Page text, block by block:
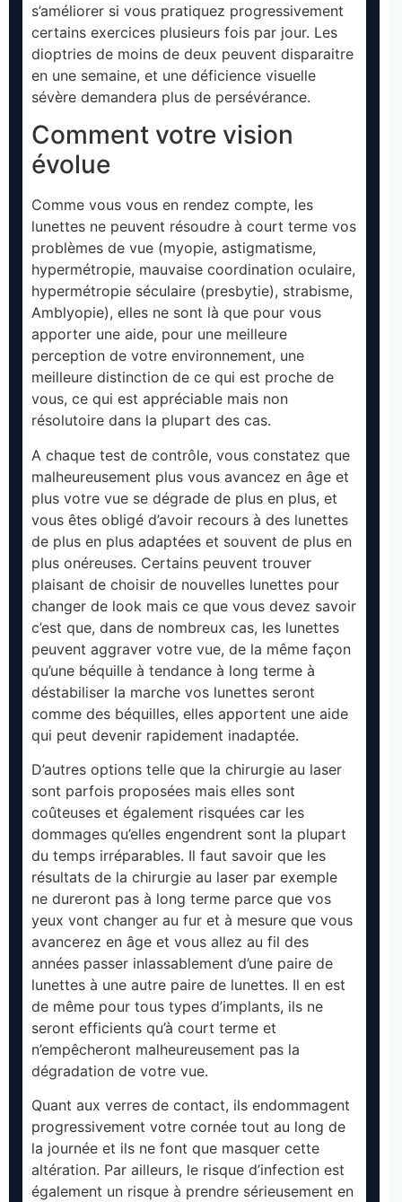
s’améliorer si vous pratiquez progressivement
certains exercices plusieurs fois par jour. Les
dioptries de moins de deux peuvent disparaitre
en une semaine, et une déficience visuelle
sévère demandera plus de persévérance.
Comment votre vision
évolue
Comme vous vous en rendez compte, les
lunettes ne peuvent résoudre à court terme vos
problèmes de vue (myopie, astigmatisme,
hypermétropie, mauvaise coordination oculaire,
hypermétropie séculaire (presbytie), strabisme,
Amblyopie), elles ne sont là que pour vous
apporter une aide, pour une meilleure
perception de votre environnement, une
meilleure distinction de ce qui est proche de
vous, ce qui est appréciable mais non
résolutoire dans la plupart des cas.
A chaque test de contrôle, vous constatez que
malheureusement plus vous avancez en âge et
plus votre vue se dégrade de plus en plus, et
vous êtes obligé d’avoir recours à des lunettes
de plus en plus adaptées et souvent de plus en
plus onéreuses. Certains peuvent trouver
plaisant de choisir de nouvelles lunettes pour
changer de look mais ce que vous devez savoir
c’est que, dans de nombreux cas, les lunettes
peuvent aggraver votre vue, de la même façon
qu’une béquille à tendance à long terme à
déstabiliser la marche vos lunettes seront
comme des béquilles, elles apportent une aide
qui peut devenir rapidement inadaptée.
D’autres options telle que la chirurgie au laser
sont parfois proposées mais elles sont
coûteuses et également risquées car les
dommages qu’elles engendrent sont la plupart
du temps irréparables. Il faut savoir que les
résultats de la chirurgie au laser par exemple
ne dureront pas à long terme parce que vos
yeux vont changer au fur et à mesure que vous
avancerez en âge et vous allez au fil des
années passer inlassablement d’une paire de
lunettes à une autre paire de lunettes. Il en est
de même pour tous types d’implants, ils ne
seront efficients qu’à court terme et
n’empêcheront malheureusement pas la
dégradation de votre vue.
Quant aux verres de contact, ils endommagent
progressivement votre cornée tout au long de
la journée et ils ne font que masquer cette
altération. Par ailleurs, le risque d’infection est
également un risque à prendre sérieusement en